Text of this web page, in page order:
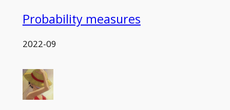
Probability measures
2022-09